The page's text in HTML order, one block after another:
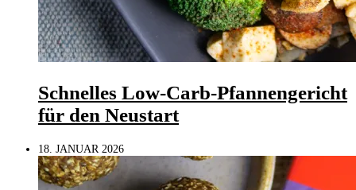
Schnelles Low-Carb-Pfannengericht
für den Neustart
18. JANUAR 2026